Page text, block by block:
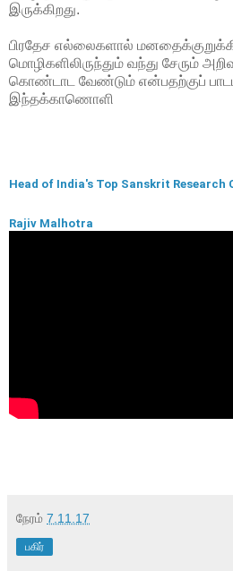
இருக்கிறது.
பிரதேச எல்லைகளால்
மொழிகளிலிருந்தும் வந்து சேரும்
கொண்டாட வேண்டும் என்பதற்குப்
இந்தக்காணொளி
Head of India's Top Sanskrit
Rajiv Malhotra
நேரம் 7.11.17
பகிர்